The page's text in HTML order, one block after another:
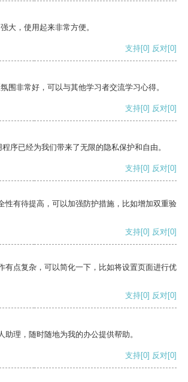
大，使用起来非常方便。
支持[0] 反对[0]
围非常好，可以与其他学习者交流学习心得。
支持[0] 反对[0]
序已经为我们带来了无限的隐私保护和自由。
支持[0] 反对[0]
性有待提高，可以加强防护措施，比如增加双重验
支持[0] 反对[0]
有点复杂，可以简化一下，比如将设置页面进行优
支持[0] 反对[0]
助理，随时随地为我的办公提供帮助。
支持[0] 反对[0]